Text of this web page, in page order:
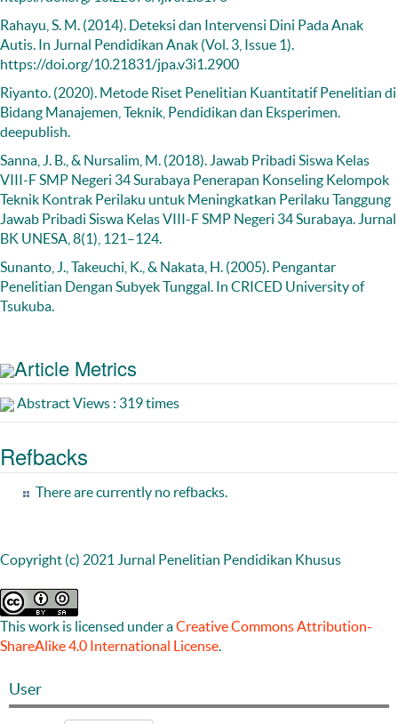
Rahayu, S. M. (2014). Deteksi dan Intervensi Dini Pada Anak
Autis. In Jurnal Pendidikan Anak (Vol. 3, Issue 1).
https://doi.org/10.21831/jpa.v3i1.2900
Riyanto. (2020). Metode Riset Penelitian Kuantitatif Penelitian di
Bidang Manajemen, Teknik, Pendidikan dan Eksperimen.
deepublish.
Sanna, J. B., & Nursalim, M. (2018). Jawab Pribadi Siswa Kelas
VIII-F SMP Negeri 34 Surabaya Penerapan Konseling Kelompok
Teknik Kontrak Perilaku untuk Meningkatkan Perilaku Tanggung
Jawab Pribadi Siswa Kelas VIII-F SMP Negeri 34 Surabaya. Jurnal
BK UNESA, 8(1), 121–124.
Sunanto, J., Takeuchi, K., & Nakata, H. (2005). Pengantar
Penelitian Dengan Subyek Tunggal. In CRICED University of
Tsukuba.
Article Metrics
Abstract Views : 319 times
Refbacks
There are currently no refbacks.
Copyright (c) 2021 Jurnal Penelitian Pendidikan Khusus
This work is licensed under aCreative Commons Attribution-
ShareAlike 4.0 International License.
User